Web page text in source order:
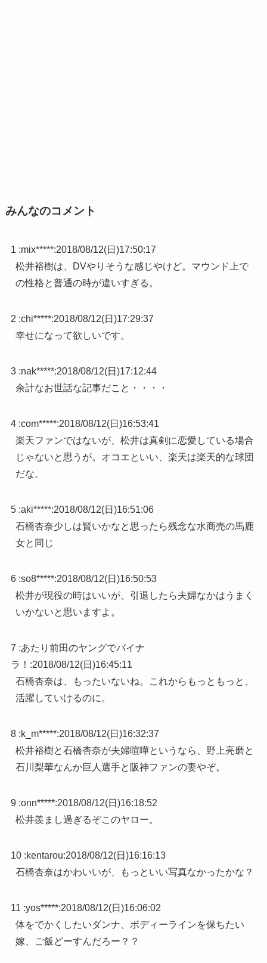
みんなのコメント
1 :mix*****:2018/08/12(日)17:50:17
松井裕樹は、DVやりそうな感じやけど。マウンド上で
の性格と普通の時が違いすぎる。
2 :chi*****:2018/08/12(日)17:29:37
幸せになって欲しいです。
3 :nak*****:2018/08/12(日)17:12:44
余計なお世話な記事だこと・・・・
4 :com*****:2018/08/12(日)16:53:41
楽天ファンではないが、松井は真剣に恋愛している場合
じゃないと思うが。オコエといい、楽天は楽天的な球団
だな。
5 :aki*****:2018/08/12(日)16:51:06
石橋杏奈少しは賢いかなと思ったら残念な水商売の馬鹿
女と同じ
6 :so8*****:2018/08/12(日)16:50:53
松井が現役の時はいいが、引退したら夫婦なかはうまく
いかないと思いますよ。
7 :あたり前田のヤングでバイナ
ラ！ :2018/08/12(日)16:45:11
石橋杏奈は、もったいないね。これからもっともっと、
活躍していけるのに。
8 :k_m*****:2018/08/12(日)16:32:37
松井裕樹と石橋杏奈が夫婦喧嘩というなら、野上亮磨と
石川梨華なんか巨人選手と阪神ファンの妻やぞ。
9 :onn*****:2018/08/12(日)16:18:52
松井羨まし過ぎるぞこのヤロー。
10 :kentarou:2018/08/12(日)16:16:13
石橋杏奈はかわいいが、もっといい写真なかったかな？
11 :yos*****:2018/08/12(日)16:06:02
体をでかくしたいダンナ、ボディーラインを保ちたい
嫁、ご飯どーすんだろー？？